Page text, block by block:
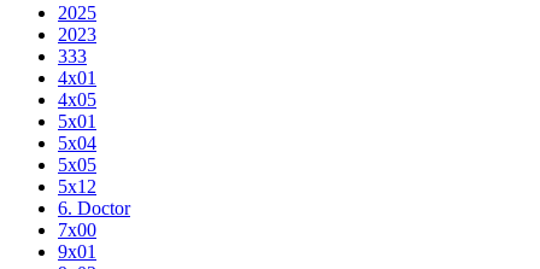
2025
2023
333
4x01
4x05
5x01
5x04
5x05
5x12
6. Doctor
7x00
9x01